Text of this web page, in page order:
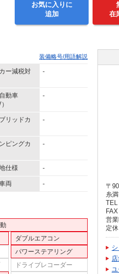
お気に入りに
追加
在
装備略号/用語解説
ー減税対
-
動車
-
リッドカ
-
ピングカ
-
仕様 -
両 -
ダブルエアコン
パワーステアリング
ドライブレコーダー
〒
糸
TEL
営
定